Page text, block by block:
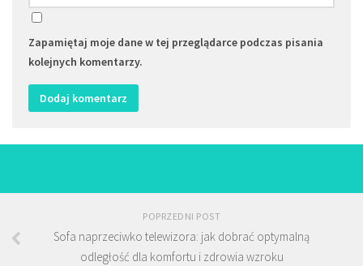
Zapamiętaj moje dane w tej przeglądarce podczas pisania
kolejnych komentarzy.
POPRZEDNI POST
Sofa naprzeciwko telewizora: jak dobrać optymalną
odległość dla komfortu i zdrowia wzroku